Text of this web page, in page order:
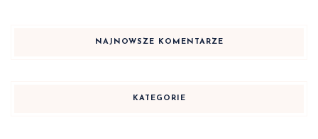
NAJNOWSZE KOMENTARZE
KATEGORIE